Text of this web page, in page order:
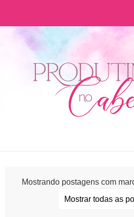
Mostrando postagens com
Mostrar todas as